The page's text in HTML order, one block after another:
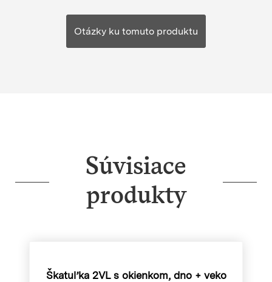
Otázky ku tomuto produktu
Súvisiace
produkty
Škatuľka 2VL s okienkom, dno + veko